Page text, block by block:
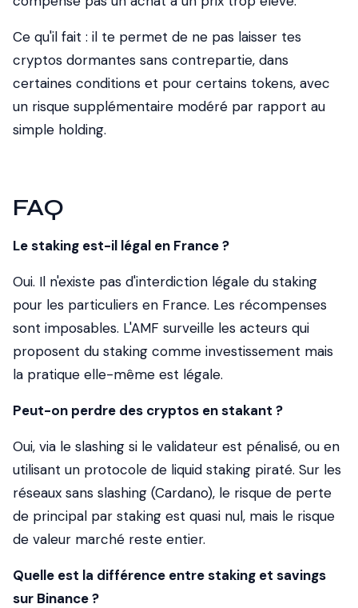
Ce qu'il fait : il te permet de ne pas laisser tes
cryptos dormantes sans contrepartie, dans
certaines conditions et pour certains tokens, avec
un risque supplémentaire modéré par rapport au
simple holding.
FAQ
Le staking est-il légal en France ?
Oui. Il n'existe pas d'interdiction légale du staking
pour les particuliers en France. Les récompenses
sont imposables. L'AMF surveille les acteurs qui
proposent du staking comme investissement mais
la pratique elle-même est légale.
Peut-on perdre des cryptos en stakant ?
Oui, via le slashing si le validateur est pénalisé, ou en
utilisant un protocole de liquid staking piraté. Sur les
réseaux sans slashing (Cardano), le risque de perte
de principal par staking est quasi nul, mais le risque
de valeur marché reste entier.
Quelle est la différence entre staking et savings
sur Binance ?